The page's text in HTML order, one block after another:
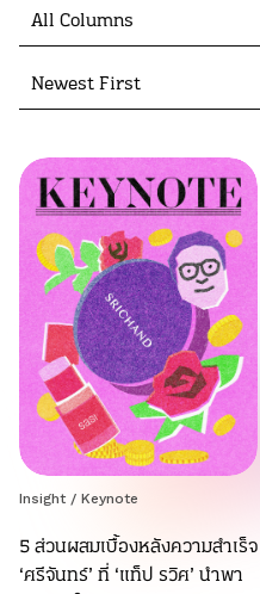
All Columns
Newest First
Insight / Keynote
5 ส่วนผสมเบื้องหลังความสำเร็จ
‘ศรีจันทร์’ ที่ ‘แท็ป รวิศ’ นำพา